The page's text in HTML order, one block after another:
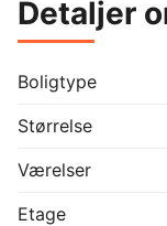
Flot ejendom -
badeværelse
altan. Der er
tørretumbler
husdyr og
Dejlig lys og
Detaljer
Boligtype
Størrelse
Værelser
Etage